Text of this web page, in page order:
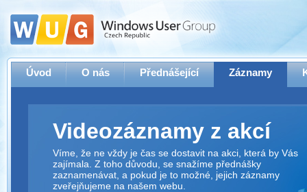
Úvod O nás Přednášející Záznamy
Videozáznamy z akcí
Víme, že ne vždy je čas se dostavit na akci, která by Vás
zajímala. Z toho důvodu, se snažíme přednášky
zaznamenávat, a pokud je to možné, jejich záznamy
zveřejňujeme na našem webu.